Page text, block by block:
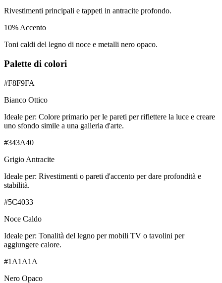
Rivestimenti principali e tappeti in antracite profondo.
10% Accento
Toni caldi del legno di noce e metalli nero opaco.
Palette di colori
#F8F9FA
Bianco Ottico
Ideale per: Colore primario per le pareti per riflettere la luce e creare
uno sfondo simile a una galleria d'arte.
#343A40
Grigio Antracite
Ideale per: Rivestimenti o pareti d'accento per dare profondità e
stabilità.
#5C4033
Noce Caldo
Ideale per: Tonalità del legno per mobili TV o tavolini per
aggiungere calore.
#1A1A1A
Nero Opaco